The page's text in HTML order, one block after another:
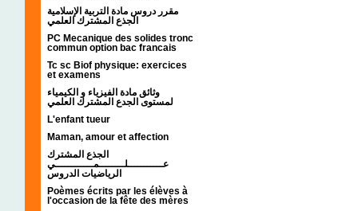
مقرر دروس مادة التربية الإسلامية
الجذع المشترك العلمي
PC Mecanique des solides tronc
commun option bac francais
Tc sc Biof physique: exercices
et examens
وثائق مادة الفيزياء و الكيمياء
L'enfant tueur
Maman, amour et affection
الجذع المشترك
عـــــــــــلــــــــمــــــــــــي
الرياضيات الدروس
Poèmes écrits par les élèves à
l'occasion de la fête des mères